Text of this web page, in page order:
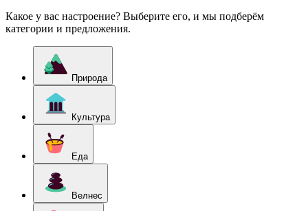
Какое у вас настроение? Выберите его, и мы подберём
категории и предложения.
Природа
Культура
Еда
Велнес